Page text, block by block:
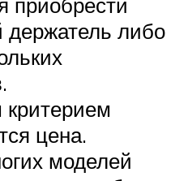
держатель либо
цена.
моделей